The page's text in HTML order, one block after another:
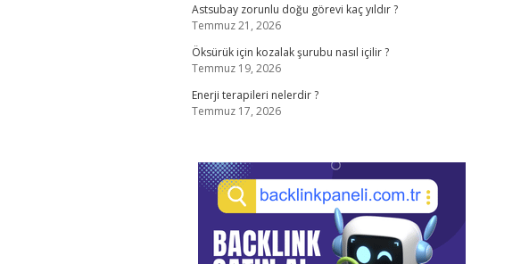
Astsubay zorunlu doğu görevi kaç yıldır ?
Temmuz 21, 2026
Öksürük için kozalak şurubu nasıl içilir ?
Temmuz 19, 2026
Enerji terapileri nelerdir ?
Temmuz 17, 2026